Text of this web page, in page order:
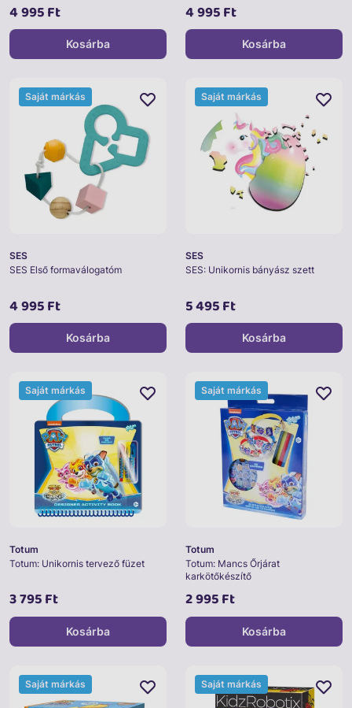
4 995 Ft
Kosárba
4 995 Ft
Kosárba
SES
SES Első formaválogatóm
4 995 Ft
Saját márkás
Kosárba
SES
SES: Unikornis bányász szett
5 495 Ft
Saját márkás
Kosárba
Totum
Totum: Unikornis tervező füzet
3 795 Ft
Saját márkás
Kosárba
Totum
Totum: Mancs Őrjárat
karkötőkészítő
2 995 Ft
Saját márkás
Kosárba
Saját márkás Saját márkás